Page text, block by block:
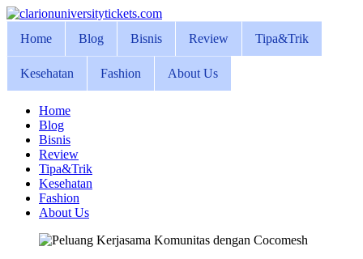
Skip
content
Home Blog Bisnis Review Tipa&Trik
Kesehatan Fashion About Us
Home
Blog
Bisnis
Review
Tipa&Trik
Kesehatan
Fashion
About Us